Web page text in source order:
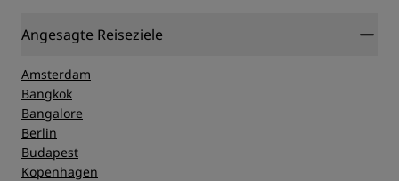
Angesagte Reiseziele
Amsterdam
Bangkok
Bangalore
Berlin
Budapest
Kopenhagen